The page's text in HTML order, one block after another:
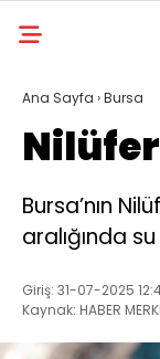
Ana Sayfa ›Bursa
Bursa’nın
aralığında
Giriş: 31-07-2025
Kaynak: HABER